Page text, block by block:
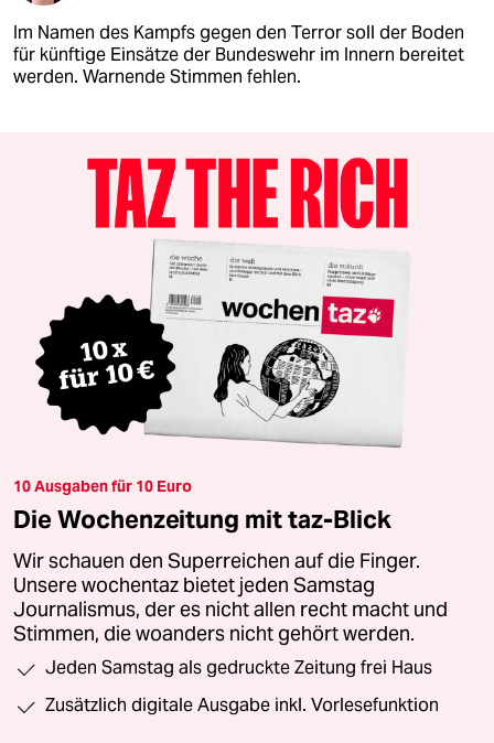
Im Namen des Kampfs gegen den Terror soll der Boden
für künftige Einsätze der Bundeswehr im Innern bereitet
werden. Warnende Stimmen fehlen.
10 Ausgaben für 10 Euro
Die Wochenzeitung mit taz-Blick
Wir schauen den Superreichen auf die Finger.
Unsere wochentaz bietet jeden Samstag
Journalismus, der es nicht allen recht macht und
Stimmen, die woanders nicht gehört werden.
Jeden Samstag als gedruckte Zeitung frei Haus
Zusätzlich digitale Ausgabe inkl. Vorlesefunktion